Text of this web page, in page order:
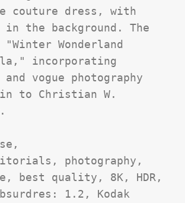
couture dress, with
in the background. The
Wonderland
incorporating
vogue photography
to Christian W.
photography,
best quality, 8K, HDR,
1.2, Kodak